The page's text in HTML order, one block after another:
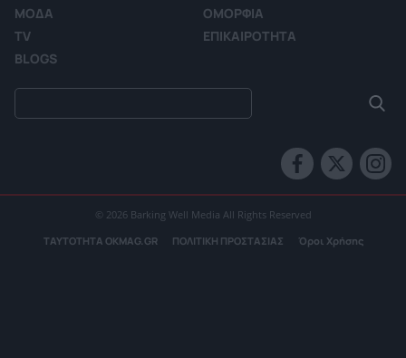
ΜΟΔΑ
ΟΜΟΡΦΙΑ
TV
ΕΠΙΚΑΙΡΟΤΗΤΑ
BLOGS
© 2026 Barking Well Media All Rights Reserved
ΤΑΥΤΟΤΗΤΑ OKMAG.GR ΠΟΛΙΤΙΚΗ ΠΡΟΣΤΑΣΙΑΣ Όροι Χρήσης